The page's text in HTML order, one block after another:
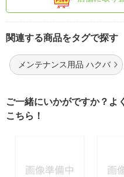
関連する商品をタグで探す
メンテナンス用品 ハクバ
ご一緒にいかがですか？よ
こちら！